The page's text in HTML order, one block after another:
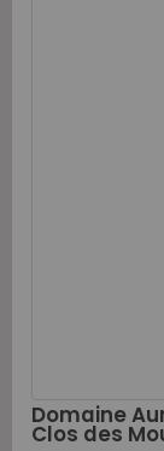
Domaine
Clos des